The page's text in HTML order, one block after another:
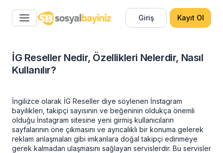
Giriş Kayıt Ol
İG Reseller Nedir, Özellikleri Nelerdir, Nasıl
Kullanılır?
İngilizce olarak İG Reseller diye söylenen İnstagram
bayilikleri, takipçi sayısının ve beğeninin oldukça önemli
olduğu İnstagram sitesine yeni girmiş kullanıcıların
sayfalarının öne çıkmasını ve ayrıcalıklı bir konuma gelerek
reklam anlaşmaları gibi imkanlara doğal takipçi edinmeye
gerek kalmadan ulaşmasını sağlayan servislerdir. Bu servisler